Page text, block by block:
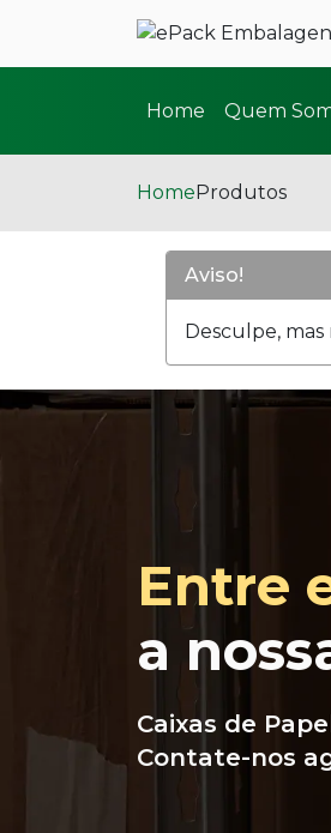
Home Quem
Home Produtos
Aviso!
Desculpe,
Entre
a
Caixas de
Contate-nos